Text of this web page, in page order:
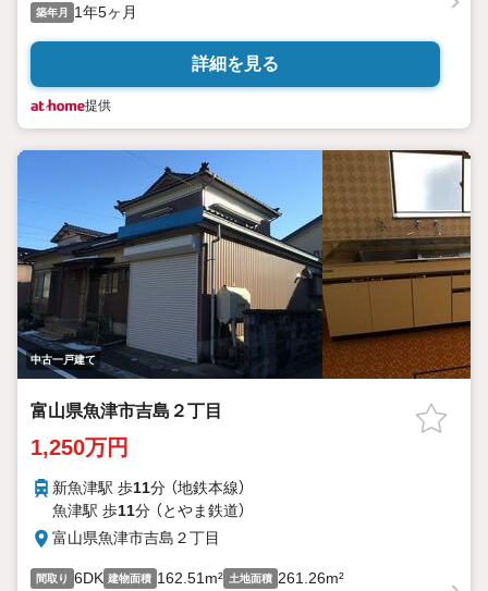
築年月 1年5ヶ月
詳細を見る
提供
中古一戸建て
富山県魚津市吉島２丁目
1,250万円
新魚津駅 歩11分 （地鉄本線）
魚津駅 歩11分 （とやま鉄道）
富山県魚津市吉島２丁目
間取り 6DK 建物面積 162.51m² 土地面積 261.26m²